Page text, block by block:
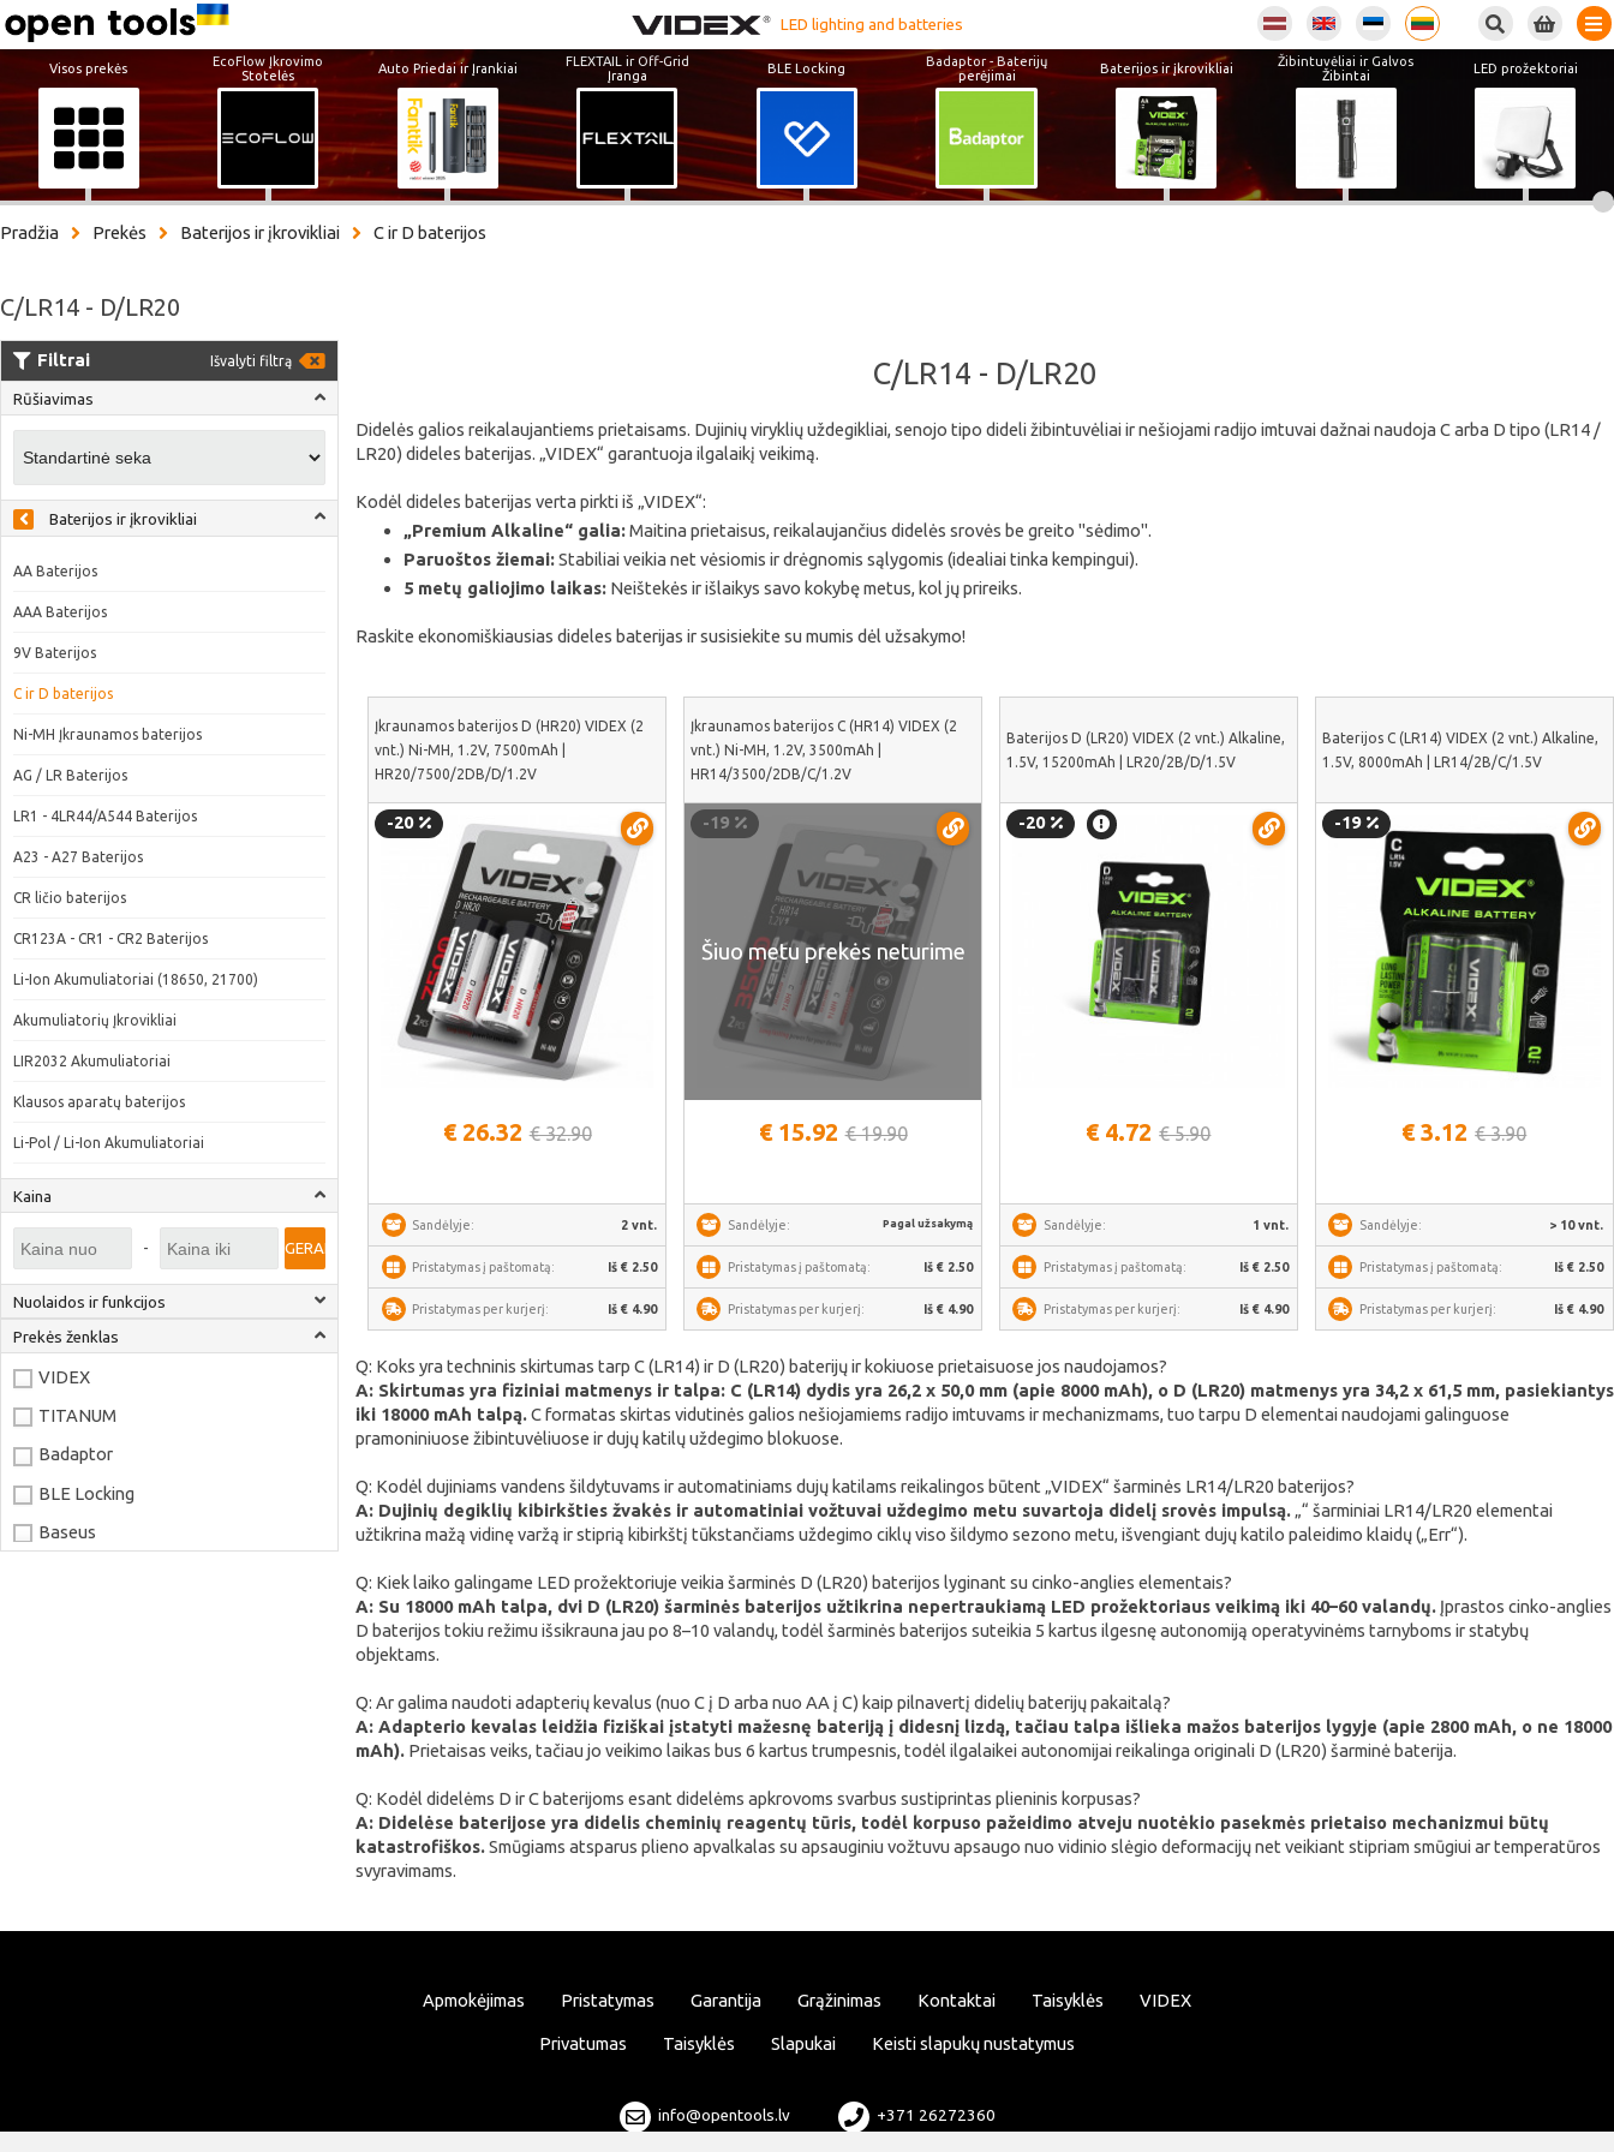
LED lighting and batteries
Visos prekės
EcoFlow Įkrovimo
Stotelės
Auto Priedai ir Įrankiai
FLEXTAIL ir Off-Grid
Įranga
BLE Locking
Badaptor - Baterijų
perėjimai
Baterijos ir įkrovikliai
Žibintuvėliai ir Galvos
Žibintai
LED prožektoriai
Pradžia Prekės Baterijos ir įkrovikliai C ir D baterijos
C/LR14 - D/LR20
Filtrai Išvalyti filtrą
Rūšiavimas
Baterijos ir įkrovikliai
AA Baterijos
AAA Baterijos
9V Baterijos
C ir D baterijos
Ni-MH Įkraunamos baterijos
AG / LR Baterijos
LR1 - 4LR44/A544 Baterijos
A23 - A27 Baterijos
CR ličio baterijos
CR123A - CR1 - CR2 Baterijos
Li-Ion Akumuliatoriai (18650, 21700)
Akumuliatorių Įkrovikliai
LIR2032 Akumuliatoriai
Klausos aparatų baterijos
Li-Pol / Li-Ion Akumuliatoriai
Kaina
- GERAI
Nuolaidos ir funkcijos
Prekės ženklas
VIDEX
TITANUM
Badaptor
BLE Locking
Baseus
C/LR14 - D/LR20
Didelės galios reikalaujantiems prietaisams. Dujinių viryklių uždegikliai, senojo tipo dideli žibintuvėliai ir nešiojami radijo imtuvai dažnai naudoja C arba D tipo (LR14 /
LR20) dideles baterijas. „VIDEX“ garantuoja ilgalaikį veikimą.
Kodėl dideles baterijas verta pirkti iš „VIDEX“:
„Premium Alkaline“ galia:Maitina prietaisus, reikalaujančius didelės srovės be greito "sėdimo".
Paruoštos žiemai:Stabiliai veikia net vėsiomis ir drėgnomis sąlygomis (idealiai tinka kempingui).
5 metų galiojimo laikas:Neištekės ir išlaikys savo kokybę metus, kol jų prireiks.
Raskite ekonomiškiausias dideles baterijas ir susisiekite su mumis dėl užsakymo!
Įkraunamos baterijos D (HR20) VIDEX (2
vnt.) Ni-MH, 1.2V, 7500mAh |
HR20/7500/2DB/D/1.2V
-20
€ 26.32 € 32.90
Sandėlyje: 2 vnt.
Pristatymas į paštomatą: Iš € 2.50
Pristatymas per kurjerį: Iš € 4.90
Įkraunamos baterijos C (HR14) VIDEX (2
vnt.) Ni-MH, 1.2V, 3500mAh |
HR14/3500/2DB/C/1.2V
-19
Šiuo metu prekės neturime
€ 15.92 € 19.90
Sandėlyje: Pagal užsakymą
Pristatymas į paštomatą: Iš € 2.50
Pristatymas per kurjerį: Iš € 4.90
Baterijos D (LR20) VIDEX (2 vnt.) Alkaline,
1.5V, 15200mAh | LR20/2B/D/1.5V
-20
€ 4.72 € 5.90
Sandėlyje: 1 vnt.
Pristatymas į paštomatą: Iš € 2.50
Pristatymas per kurjerį: Iš € 4.90
Baterijos C (LR14) VIDEX (2 vnt.) Alkaline,
1.5V, 8000mAh | LR14/2B/C/1.5V
-19
€ 3.12 € 3.90
Sandėlyje: > 10 vnt.
Pristatymas į paštomatą: Iš € 2.50
Pristatymas per kurjerį: Iš € 4.90
Q: Koks yra techninis skirtumas tarp C (LR14) ir D (LR20) baterijų ir kokiuose prietaisuose jos naudojamos?
A: Skirtumas yra fiziniai matmenys ir talpa: C (LR14) dydis yra 26,2 x 50,0 mm (apie 8000 mAh), o D (LR20) matmenys yra 34,2 x 61,5 mm, pasiekiantys
iki 18000 mAh talpą.C formatas skirtas vidutinės galios nešiojamiems radijo imtuvams ir mechanizmams, tuo tarpu D elementai naudojami galinguose
pramoniniuose žibintuvėliuose ir dujų katilų uždegimo blokuose.
Q: Kodėl dujiniams vandens šildytuvams ir automatiniams dujų katilams reikalingos būtent „VIDEX“ šarminės LR14/LR20 baterijos?
A: Dujinių degiklių kibirkšties žvakės ir automatiniai vožtuvai uždegimo metu suvartoja didelį srovės impulsą.„“ šarminiai LR14/LR20 elementai
užtikrina mažą vidinę varžą ir stiprią kibirkštį tūkstančiams uždegimo ciklų viso šildymo sezono metu, išvengiant dujų katilo paleidimo klaidų („Err“).
Q: Kiek laiko galingame LED prožektoriuje veikia šarminės D (LR20) baterijos lyginant su cinko-anglies elementais?
A: Su 18000 mAh talpa, dvi D (LR20) šarminės baterijos užtikrina nepertraukiamą LED prožektoriaus veikimą iki 40–60 valandų.Įprastos cinko-anglies
D baterijos tokiu režimu išsikrauna jau po 8–10 valandų, todėl šarminės baterijos suteikia 5 kartus ilgesnę autonomiją operatyvinėms tarnyboms ir statybų
objektams.
Q: Ar galima naudoti adapterių kevalus (nuo C į D arba nuo AA į C) kaip pilnavertį didelių baterijų pakaitalą?
A: Adapterio kevalas leidžia fiziškai įstatyti mažesnę bateriją į didesnį lizdą, tačiau talpa išlieka mažos baterijos lygyje (apie 2800 mAh, o ne 18000
mAh).Prietaisas veiks, tačiau jo veikimo laikas bus 6 kartus trumpesnis, todėl ilgalaikei autonomijai reikalinga originali D (LR20) šarminė baterija.
Q: Kodėl didelėms D ir C baterijoms esant didelėms apkrovoms svarbus sustiprintas plieninis korpusas?
A: Didelėse baterijose yra didelis cheminių reagentų tūris, todėl korpuso pažeidimo atveju nuotėkio pasekmės prietaiso mechanizmui būtų
katastrofiškos.Smūgiams atsparus plieno apvalkalas su apsauginiu vožtuvu apsaugo nuo vidinio slėgio deformacijų net veikiant stipriam smūgiui ar temperatūros
svyravimams.
Apmokėjimas Pristatymas Garantija Grąžinimas Kontaktai Taisyklės VIDEX
Privatumas Taisyklės Slapukai Keisti slapukų nustatymus
info@opentools.lv +371 26272360